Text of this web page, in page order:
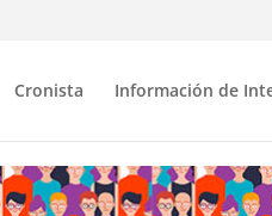
Cronista Información de